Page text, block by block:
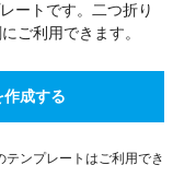
ートです。二つ折り
ご利用できます。
成する
ンプレートはご利用でき